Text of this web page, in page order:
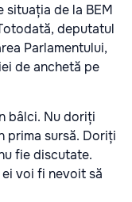
de la BEM
deputatul
Parlamentului,
de anchetă pe
bâlci. Nu doriți
prima sursă. Doriți
fie discutate.
voi fi nevoit să